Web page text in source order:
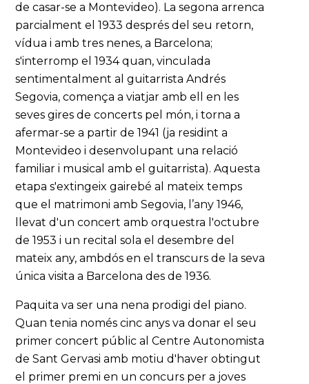
de casar-se a Montevideo). La segona arrenca
parcialment el 1933 després del seu retorn,
vídua i amb tres nenes, a Barcelona;
s'interromp el 1934 quan, vinculada
sentimentalment al guitarrista Andrés
Segovia, comença a viatjar amb ell en les
seves gires de concerts pel món, i torna a
afermar-se a partir de 1941 (ja residint a
Montevideo i desenvolupant una relació
familiar i musical amb el guitarrista). Aquesta
etapa s'extingeix gairebé al mateix temps
que el matrimoni amb Segovia, l’any 1946,
llevat d'un concert amb orquestra l'octubre
de 1953 i un recital sola el desembre del
mateix any, ambdós en el transcurs de la seva
única visita a Barcelona des de 1936.
Paquita va ser una nena prodigi del piano.
Quan tenia només cinc anys va donar el seu
primer concert públic al Centre Autonomista
de Sant Gervasi amb motiu d'haver obtingut
el primer premi en un concurs per a joves